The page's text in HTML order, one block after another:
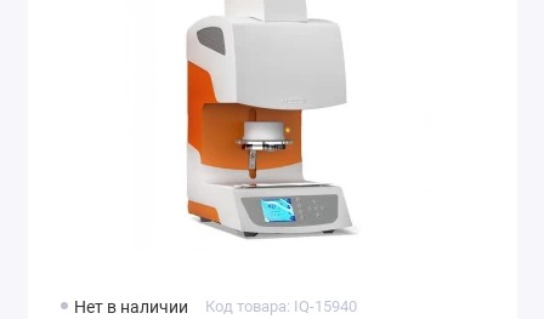
Нет в наличии Код товара: IQ-15940